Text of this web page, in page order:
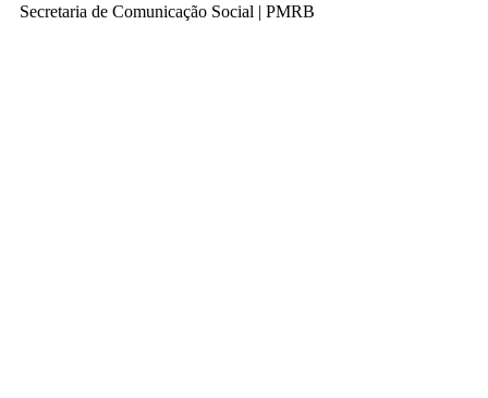
Secretaria de Comunicação Social | PMRB